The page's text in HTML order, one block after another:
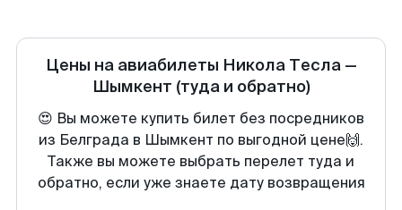
Цены на авиабилеты Никола Тесла—
Шымкент (туда и обратно)
😍 Вы можете купить билет без посредников
из Белграда в Шымкент по выгодной цене🙌.
Также вы можете выбрать перелет туда и
обратно, если уже знаете дату возвращения